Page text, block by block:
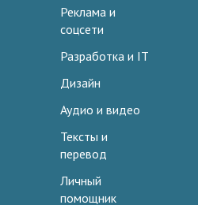
Реклама и
соцсети
Разработка и IT
Дизайн
Аудио и видео
Тексты и
перевод
Личный
помощник